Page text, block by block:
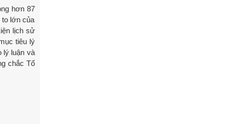
hơn 87
to lớn của
lịch sử
tiêu lý
lý luận và
chắc Tổ